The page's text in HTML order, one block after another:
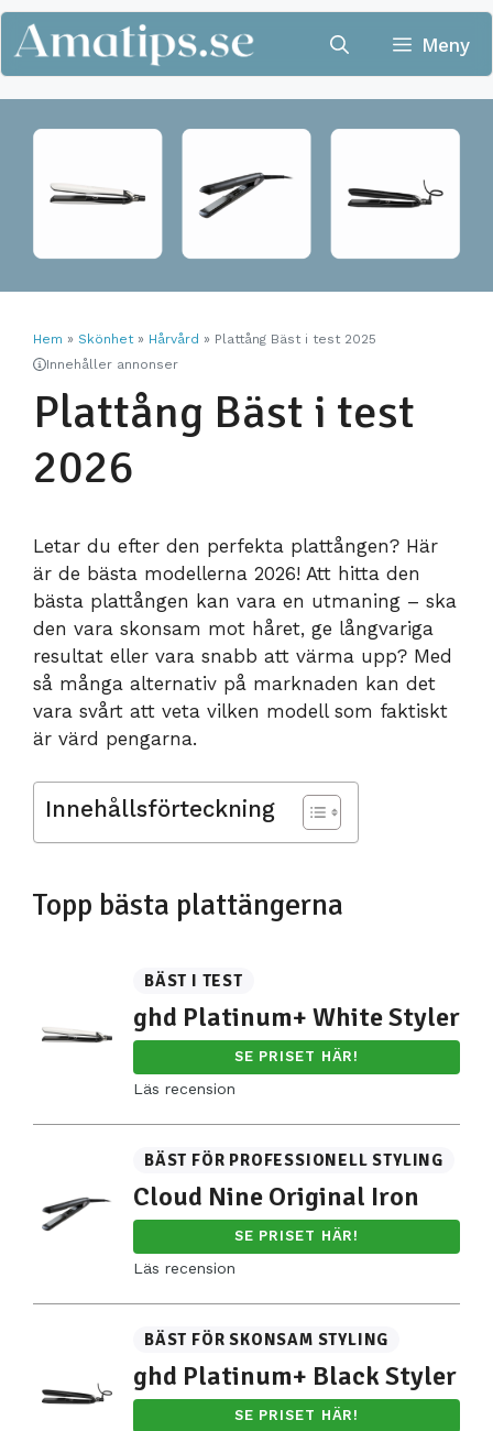
Hoppa
till
innehåll
Meny
Hem » Skönhet» Hårvård » Plattång Bäst i test 2025
Innehåller annonser
Plattång Bäst i test
2026
Letar du efter den perfekta plattången? Här
är de bästa modellerna 2026! Att hitta den
bästa plattången kan vara en utmaning – ska
den vara skonsam mot håret, ge långvariga
resultat eller vara snabb att värma upp? Med
så många alternativ på marknaden kan det
vara svårt att veta vilken modell som faktiskt
är värd pengarna.
Innehållsförteckning
Topp bästa plattängerna
BÄST I TEST
ghd Platinum+ White Styler
SE PRISET HÄR!
Läs recension
BÄST FÖR PROFESSIONELL STYLING
Cloud Nine Original Iron
SE PRISET HÄR!
Läs recension
BÄST FÖR SKONSAM STYLING
ghd Platinum+ Black Styler
SE PRISET HÄR!